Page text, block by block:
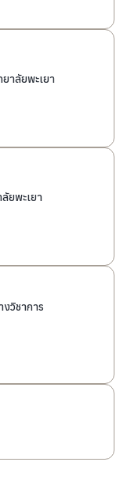
าลัยพะเยา
ยพะเยา
วิชาการ